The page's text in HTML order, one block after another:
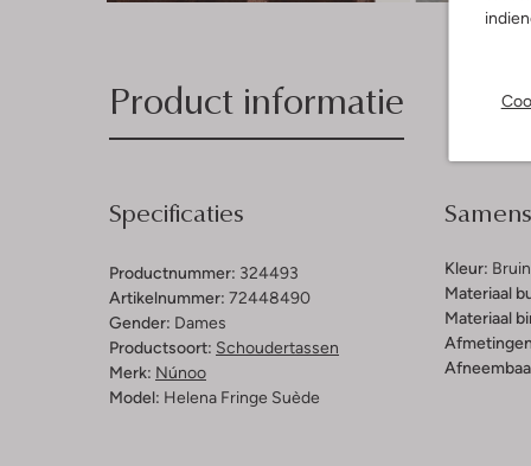
Product informatie
Specificaties
Productnummer: 324493
Artikelnummer: 72448490
Gender: Dames
Productsoort: Schoudertassen
Merk: Núnoo
Model: Helena Fringe Suède
Kleur: Bruin
Materiaal
Materiaal